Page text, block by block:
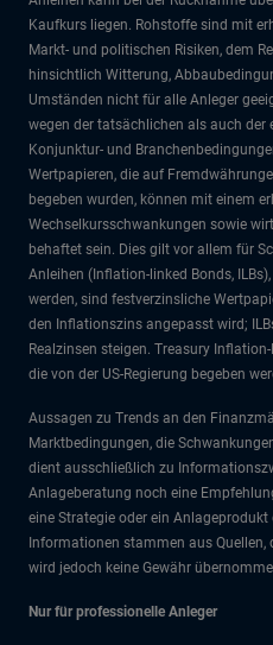
Kaufkurs liegen. Rohstoffe sind mit
Markt- und politischen Risiken, dem
hinsichtlich Witterung,
Umständen nicht für alle Anleger
wegen der tatsächlichen als auch der
Konjunktur- und
Wertpapieren, die auf
begeben wurden, können mit einem
Wechselkursschwankungen sowie
behaftet sein. Dies gilt vor allem für
Anleihen (Inflation-linked Bonds,
werden, sind festverzinsliche
den Inflationszins angepasst wird;
Realzinsen steigen. Treasury
die von der US-Regierung begeben
Aussagen zu Trends an den
Marktbedingungen, die
dient ausschließlich zu
Anlageberatung noch eine
eine Strategie oder ein Anlageprodukt
Informationen stammen aus Quellen,
wird jedoch keine Gewähr
Nur für professionelle Anleger